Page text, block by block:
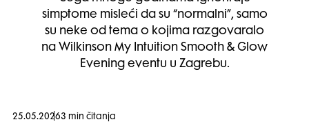
simptome misleći da su “normalni”, samo
su neke od tema o kojima razgovaralo
na Wilkinson My Intuition Smooth & Glow
Evening eventu u Zagrebu.
25.05.20263 min čitanja